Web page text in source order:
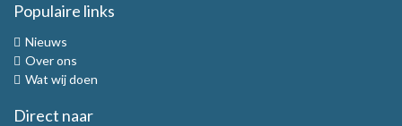
Populaire links
Nieuws
Over ons
Wat wij doen
Direct naar